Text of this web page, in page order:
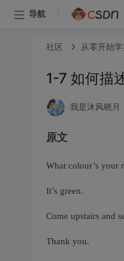
导航
社区 从零开始
1-7 如何描
我是沐风晓月
原文
What colour’s your
It’s green.
Come upstairs and
Thank you.